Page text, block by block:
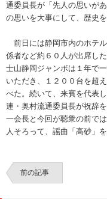
通委員長が「先人の思いが
の思いを大事にして、歴史
前日には静岡市内のホテ
係者など約６０人が出席し
士山静岡ジャンボは１年で
いただき、１２００台を超
べた。続いて、来賓を代表
連・奥村流通委員長が祝辞
一会長と今回が聴衆の前で
人そろって、謡曲「高砂」
前の記事